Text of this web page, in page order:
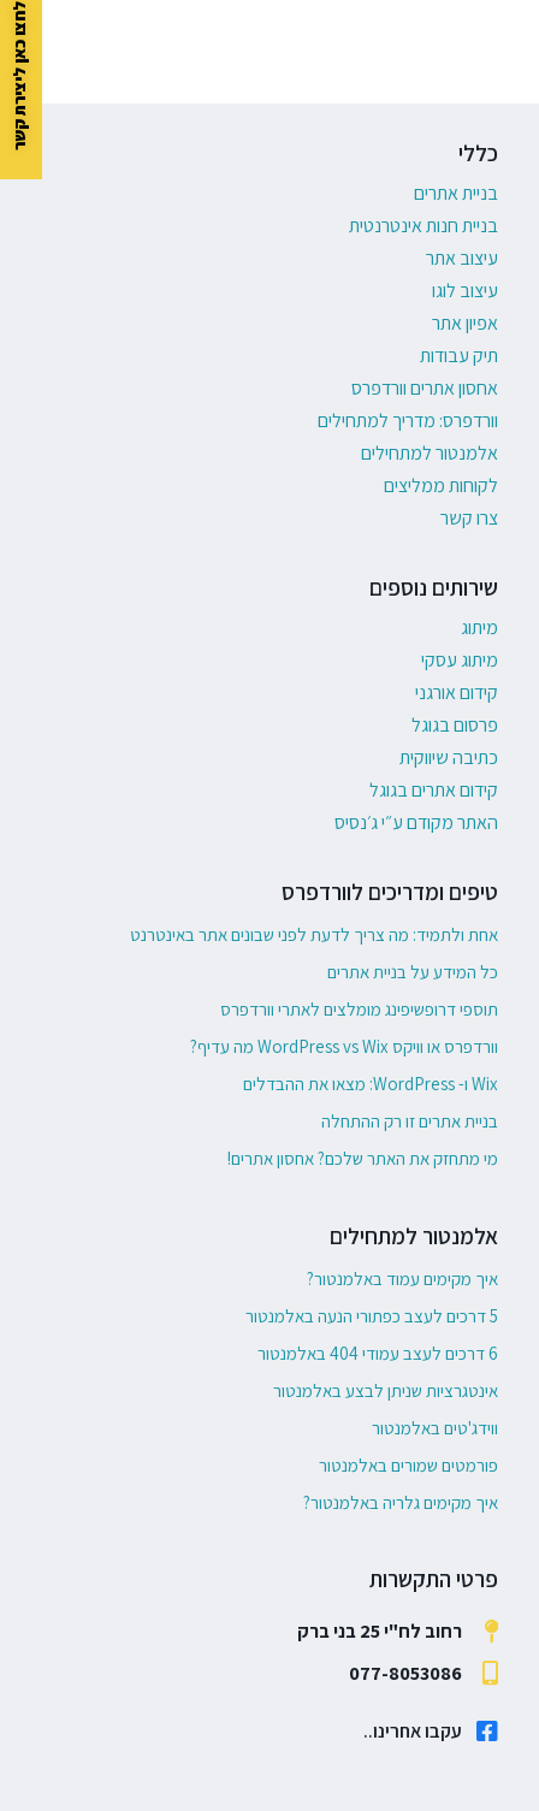
כללי
בניית אתרים
בניית חנות אינטרנטית
עיצוב אתר
עיצוב לוגו
אפיון אתר
תיק עבודות
אחסון אתרים וורדפרס
וורדפרס: מדריך למתחילים
אלמנטור למתחילים
לקוחות ממליצים
צרו קשר
שירותים נוספים
מיתוג
מיתוג עסקי
קידום אורגני
פרסום בגוגל
כתיבה שיווקית
קידום אתרים בגוגל
האתר מקודם ע״י ג׳נסיס
טיפים ומדריכים לוורדפרס
אחת ולתמיד: מה צריך לדעת לפני שבונים אתר באינטרנט
כל המידע על בניית אתרים
תוספי דרופשיפינג מומלצים לאתרי וורדפרס
וורדפרס או וויקס WordPress vs Wix מה עדיף?
Wix ו- WordPress: מצאו את ההבדלים
בניית אתרים זו רק ההתחלה
מי מתחזק את האתר שלכם? אחסון אתרים!
אלמנטור למתחילים
איך מקימים עמוד באלמנטור?
5 דרכים לעצב כפתורי הנעה באלמנטור
6 דרכים לעצב עמודי 404 באלמנטור
אינטגרציות שניתן לבצע באלמנטור
ווידג'טים באלמנטור
פורמטים שמורים באלמנטור
איך מקימים גלריה באלמנטור?
פרטי התקשרות
רחוב לח"י 25 בני ברק
077-8053086
עקבו אחרינו..
לחצו כאן ליצירת קשר